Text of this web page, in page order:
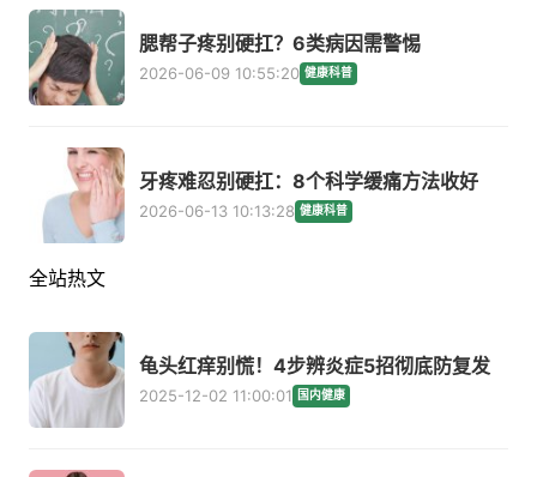
腮帮子疼别硬扛？6类病因需警惕
2026-06-09 10:55:20 健康科普
牙疼难忍别硬扛：8个科学缓痛方法收好
2026-06-13 10:13:28 健康科普
全站热文
龟头红痒别慌！4步辨炎症5招彻底防复发
2025-12-02 11:00:01 国内健康